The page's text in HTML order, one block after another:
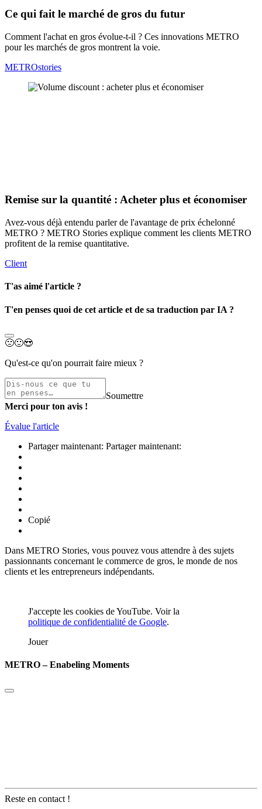
Ce qui fait le marché de gros du futur
Comment l'achat en gros évolue-t-il ? Ces innovations METRO
pour les marchés de gros montrent la voie.
METROstories
Remise sur la quantité : Acheter plus et économiser
Avez-vous déjà entendu parler de l'avantage de prix échelonné
METRO ? METRO Stories explique comment les clients METRO
profitent de la remise quantitative.
Client
T'as aimé l'article ?
T'en penses quoi de cet article et de sa traduction par IA ?
🙁🙂😍
Qu'est-ce qu'on pourrait faire mieux ?
Soumettre
Merci pour ton avis !
Évalue l'article
Partager maintenant: Partager maintenant:
Copié
Dans METRO Stories, vous pouvez vous attendre à des sujets
passionnants concernant le commerce de gros, le monde de nos
clients et les entrepreneurs indépendants.
J'accepte les cookies de YouTube. Voir la
politique de confidentialité de Google.
Jouer
METRO – Enabeling Moments
Reste en contact !